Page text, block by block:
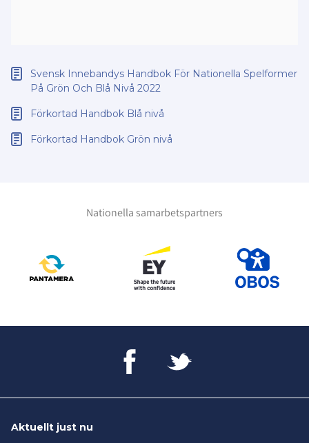
Svensk Innebandys Handbok För Nationella Spelformer
På Grön Och Blå Nivå 2022
Förkortad Handbok Blå nivå
Förkortad Handbok Grön nivå
Nationella samarbetspartners
Aktuellt just nu